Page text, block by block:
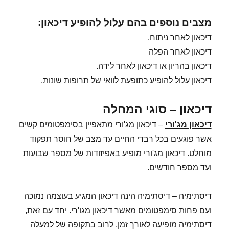
מצבים נוספים בהם עלול להופיע דיכאון:
דיכאון לאחר ניתוח.
דיכאון לאחר הפלה
דיכאון בהריון או דיכאון לאחר לידה.
דיכאון עלול להופיע כתופעת לוואי של תרופות שונות.
דיכאון – סוגי המחלה
דיכאון מג'ורי – דיכאון מג'ורי מתאפיין בסימפטומים קשים
אשר פוגעים בכל רבדי החיים עד מצב של חוסר תפקוד
מוחלט. דיכאון מג'ורי מופיע באפיזודות של מספר שבועות
ועד מספר חודשים.
דיסתימיה – דיסתימיה הינה דיכאון המגיע בעוצמה נמוכה
ועם פחות סימפטומים מאשר דיכאון מגו'רי. יחד עם זאת,
דיסתימיה מופיעה לאורך זמן, לרוב בתקופה של למעלה